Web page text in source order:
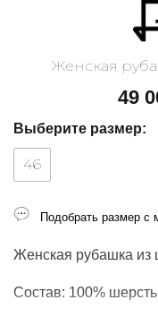
Женская
49
Женская рубашка из
Состав: 100% шерсть
Выберите размер:
46
Подобрать размер с